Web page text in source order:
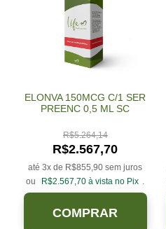
ELONVA 150MCG C/1 SER
PREENC 0,5 ML SC
R$5.264,14
R$2.567,70
até 3x de R$855,90 sem juros
ou
R$2.567,70 à vista no Pix .
COMPRAR